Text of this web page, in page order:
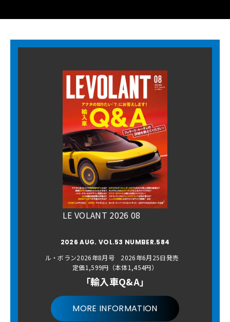
LE VOLANT 2026 08
2026 AUG. VOL.53 NUMBER.584
ル・ボラン2026年8月号 2026年6月25日発売
定価1,599円（本体1,454円）
「輸入車Q&A」
MORE INFORMATION